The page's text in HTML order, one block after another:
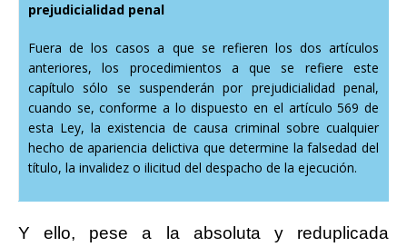
prejudicialidad penal
Fuera de los casos a que se refieren los dos artículos
anteriores, los procedimientos a que se refiere este
capítulo sólo se suspenderán por prejudicialidad penal,
cuando se, conforme a lo dispuesto en el artículo 569 de
esta Ley, la existencia de causa criminal sobre cualquier
hecho de apariencia delictiva que determine la falsedad del
título, la invalidez o ilicitud del despacho de la ejecución.
Y ello, pese a la absoluta y reduplicada